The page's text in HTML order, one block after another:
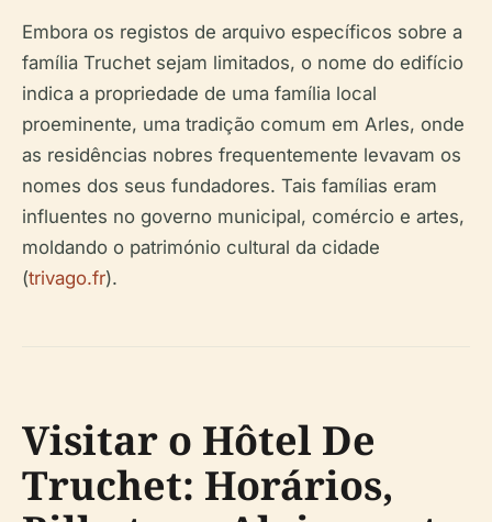
Embora os registos de arquivo específicos sobre a
família Truchet sejam limitados, o nome do edifício
indica a propriedade de uma família local
proeminente, uma tradição comum em Arles, onde
as residências nobres frequentemente levavam os
nomes dos seus fundadores. Tais famílias eram
influentes no governo municipal, comércio e artes,
moldando o património cultural da cidade
(trivago.fr).
Visitar o Hôtel De
Truchet: Horários,